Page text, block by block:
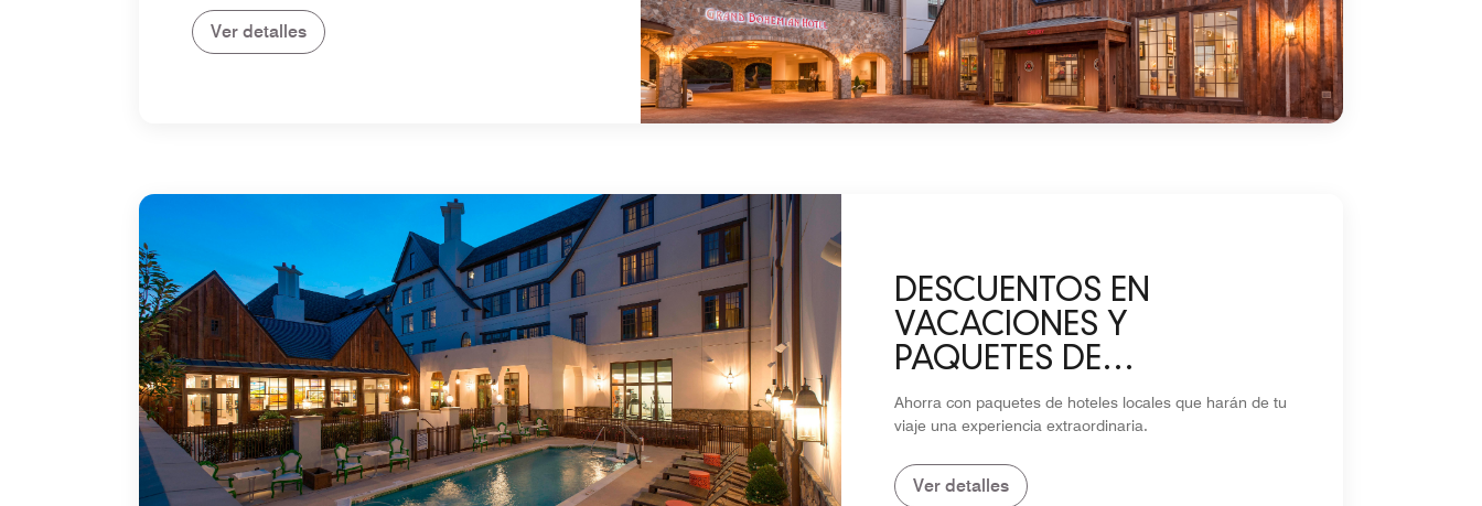
Ver detalles
DESCUENTOS EN
VACACIONES Y
PAQUETES DE
TEMPORADA
Ahorra con paquetes de hoteles locales que harán de tu
viaje una experiencia extraordinaria.
Ver detalles